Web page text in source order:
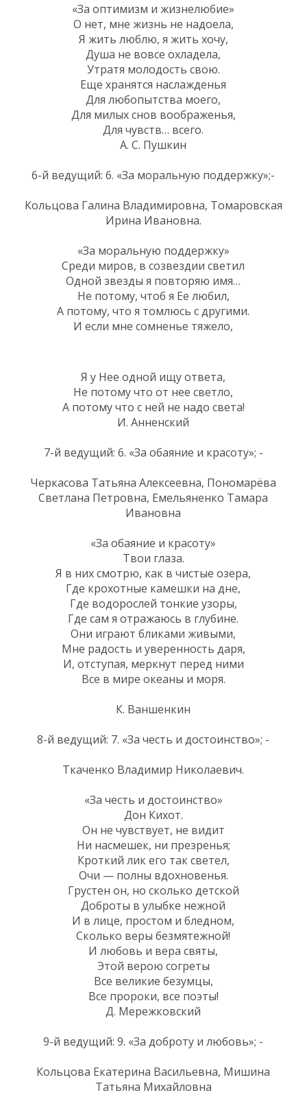
«За оптимизм и жизнелюбие»
О нет, мне жизнь не надоела,
Я жить люблю, я жить хочу,
Душа не вовсе охладела,
Утратя молодость свою.
Еще хранятся наслажденья
Для любопытства моего,
Для милых снов воображенья,
Для чувств… всего.
А. С. Пушкин
6-й ведущий: 6. «За моральную поддержку»;-
Кольцова Галина Владимировна, Томаровская
Ирина Ивановна.
«За моральную поддержку»
Среди миров, в созвездии светил
Одной звезды я повторяю имя…
Не потому, чтоб я Ее любил,
А потому, что я томлюсь с другими.
И если мне сомненье тяжело,
Я у Нее одной ищу ответа,
Не потому что от нее светло,
А потому что с ней не надо света!
И. Анненский
7-й ведущий: 6. «За обаяние и красоту»; -
Черкасова Татьяна Алексеевна, Пономарёва
Светлана Петровна, Емельяненко Тамара
Ивановна
«За обаяние и красоту»
Твои глаза.
Я в них смотрю, как в чистые озера,
Где крохотные камешки на дне,
Где водорослей тонкие узоры,
Где сам я отражаюсь в глубине.
Они играют бликами живыми,
Мне радость и уверенность даря,
И, отступая, меркнут перед ними
Все в мире океаны и моря.
К. Ваншенкин
8-й ведущий: 7. «За честь и достоинство»; -
Ткаченко Владимир Николаевич.
«За честь и достоинство»
Дон Кихот.
Он не чувствует, не видит
Ни насмешек, ни презренья;
Кроткий лик его так светел,
Очи — полны вдохновенья.
Грустен он, но сколько детской
Доброты в улыбке нежной
И в лице, простом и бледном,
Сколько веры безмятежной!
И любовь и вера святы,
Этой верою согреты
Все великие безумцы,
Все пророки, все поэты!
Д. Мережковский
9-й ведущий: 9. «За доброту и любовь»; -
Кольцова Екатерина Васильевна, Мишина
Татьяна Михайловна